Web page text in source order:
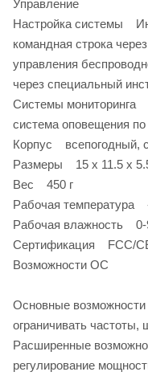
Управление
Настройка системы
командная строка
управления
через специальный
Системы мониторинга
система оповещения
Корпус всепогодный,
Размеры 15 x 11.5 x
Вес 450 г
Рабочая температура
Рабочая влажность 0-
Сертификация FCC/
Возможности ОС
Основные
ограничивать
Расширенные
регулирование